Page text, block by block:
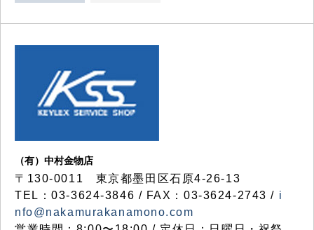
（有）中村金物店
〒130-0011 東京都墨田区石原4-26-13
TEL：03-3624-3846 / FAX：03-3624-2743 / i
nfo@nakamurakanamono.com